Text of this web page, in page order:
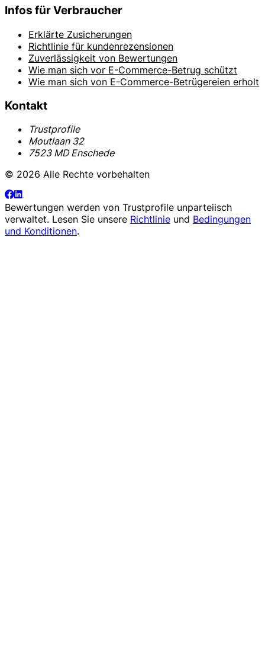
Infos für Verbraucher
Erklärte Zusicherungen
Richtlinie für kundenrezensionen
Zuverlässigkeit von Bewertungen
Wie man sich vor E-Commerce-Betrug schützt
Wie man sich von E-Commerce-Betrügereien erholt
Kontakt
Trustprofile
Moutlaan 32
7523 MD Enschede
© 2026 Alle Rechte vorbehalten
Bewertungen werden von Trustprofile unparteiisch
verwaltet. Lesen Sie unsere Richtlinie und Bedingungen
und Konditionen.